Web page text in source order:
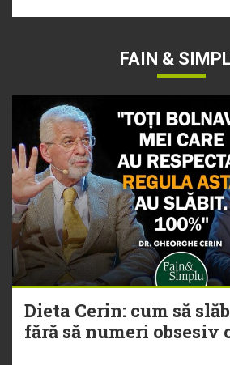
FAIN &
Dieta Cerin: cum să
fără să numeri